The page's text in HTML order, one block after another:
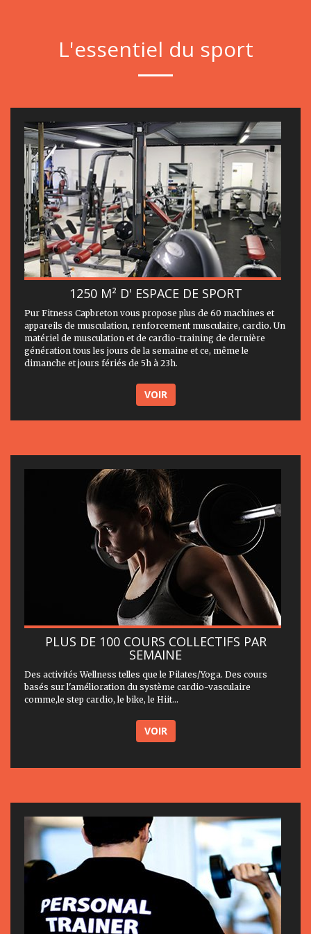
L'essentiel du sport
1250 M² D' ESPACE DE SPORT
Pur Fitness Capbreton vous propose plus de 60 machines et
appareils de musculation, renforcement musculaire, cardio. Un
matériel de musculation et de cardio-training de dernière
génération tous les jours de la semaine et ce, même le
dimanche et jours fériés de 5h à 23h.
VOIR
PLUS DE 100 COURS COLLECTIFS PAR
SEMAINE
Des activités Wellness telles que le Pilates/Yoga. Des cours
basés sur l'amélioration du système cardio-vasculaire
comme,le step cardio, le bike, le Hiit...
VOIR